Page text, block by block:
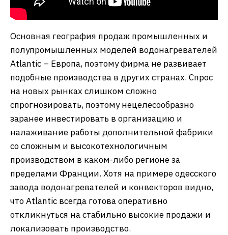
Основная география продаж промышленных и
полупромышленных моделей водонагревателей
Atlantic – Европа, поэтому фирма не развивает
подобные производства в других странах. Спрос
на новых рынках слишком сложно
спрогнозировать, поэтому нецелесообразно
заранее инвестировать в организацию и
налаживание работы дополнительной фабрики
со сложным и высокотехнологичным
производством в каком-либо регионе за
пределами Франции. Хотя на примере одесского
завода водонагревателей и конвекторов видно,
что Atlantic всегда готова оперативно
откликнуться на стабильно высокие продажи и
локализовать производство.